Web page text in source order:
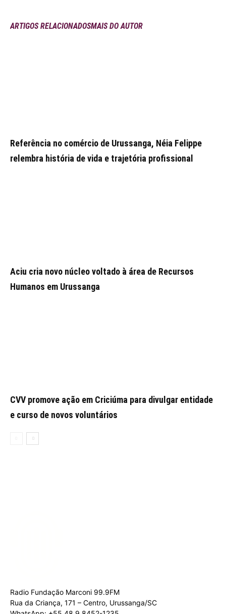
ARTIGOS RELACIONADOSMAIS DO AUTOR
Referência no comércio de Urussanga, Néia Felippe
relembra história de vida e trajetória profissional
Aciu cria novo núcleo voltado à área de Recursos
Humanos em Urussanga
CVV promove ação em Criciúma para divulgar entidade
e curso de novos voluntários
Radio Fundação Marconi 99.9FM
Rua da Criança, 171 – Centro, Urussanga/SC